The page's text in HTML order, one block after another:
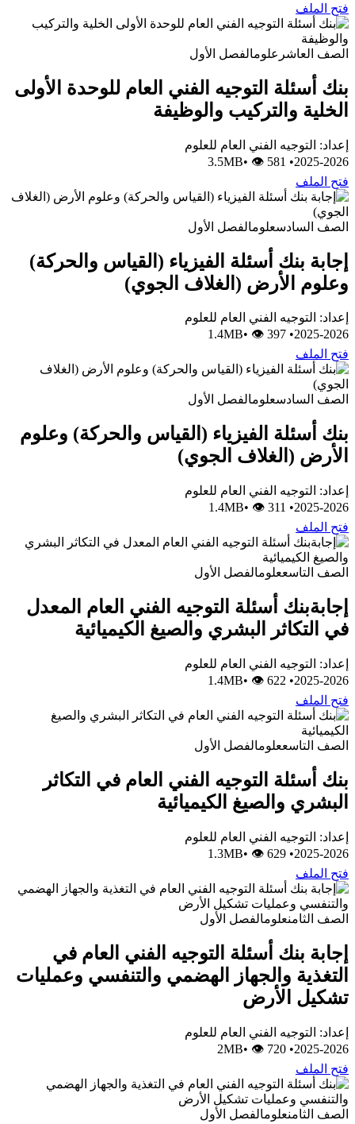
فتح الملف
الصف العاشر علومالفصل الأول
بنك أسئلة التوجيه الفني العام للوحدة الأولى
الخلية والتركيب والوظيفة
إعداد: التوجيه الفني العام للعلوم
2025-2026
•
3.5MB
• 👁 581
فتح الملف
الصف السادسعلومالفصل الأول
إجابة بنك أسئلة الفيزياء (القياس والحركة)
وعلوم الأرض (الغلاف الجوي)
إعداد: التوجيه الفني العام للعلوم
2025-2026
•
1.4MB
• 👁 397
فتح الملف
الصف السادسعلومالفصل الأول
بنك أسئلة الفيزياء (القياس والحركة) وعلوم
الأرض (الغلاف الجوي)
إعداد: التوجيه الفني العام للعلوم
2025-2026
•
1.4MB
• 👁 311
فتح الملف
الصف التاسععلومالفصل الأول
إجابةبنك أسئلة التوجيه الفني العام المعدل
في التكاثر البشري والصيغ الكيميائية
إعداد: التوجيه الفني العام للعلوم
2025-2026
•
1.4MB
• 👁 622
فتح الملف
الصف التاسععلومالفصل الأول
بنك أسئلة التوجيه الفني العام في التكاثر
البشري والصيغ الكيميائية
إعداد: التوجيه الفني العام للعلوم
2025-2026
•
1.3MB
• 👁 629
فتح الملف
الصف الثامنعلومالفصل الأول
إجابة بنك أسئلة التوجيه الفني العام في
التغذية والجهاز الهضمي والتنفسي وعمليات
تشكيل الأرض
إعداد: التوجيه الفني العام للعلوم
2025-2026
•
2MB
• 👁 720
فتح الملف
الصف الثامنعلومالفصل الأول